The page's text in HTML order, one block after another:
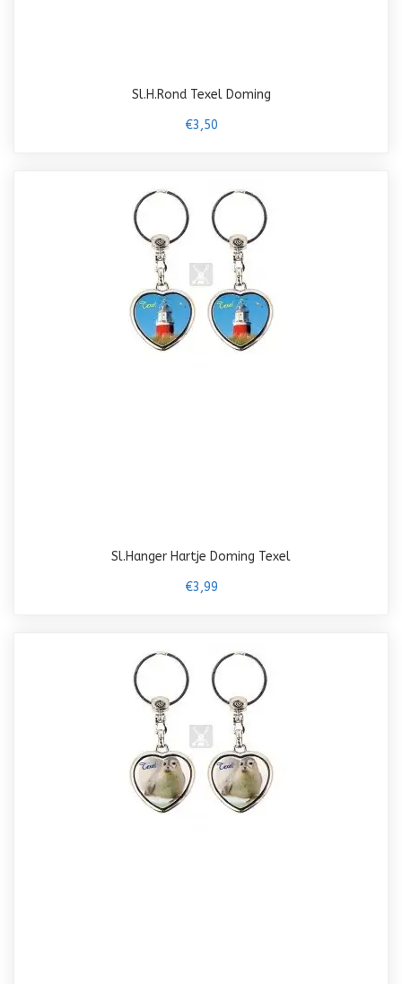
Sl.H.Rond Texel Doming
€3,50
Sl.Hanger Hartje Doming Texel
€3,99